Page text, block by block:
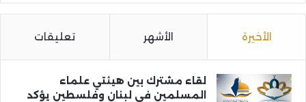
الأخيرة الأشهر تعليقات
لقاء مشترك بين هيئتي علماء
المسلمين في لبنان وفلسطين يؤكد